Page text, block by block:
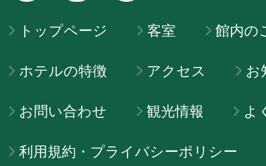
トップページ 客室 館内の
ホテルの特徴 アクセス お
お問い合わせ 観光情報 よ
利用規約・プライバシーポリシー